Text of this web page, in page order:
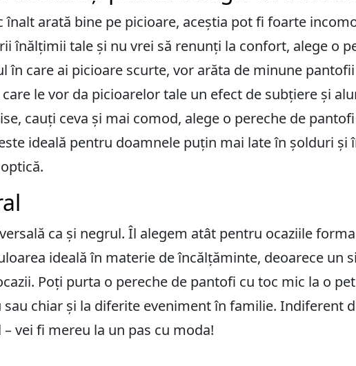
înalt arată bine pe picioare, aceștia pot fi foarte
înălțimii tale și nu vrei să renunți la confort, alege o
în care ai picioare scurte, vor arăta de minune
le vor da picioarelor tale un efect de subțiere și
cauți ceva și mai comod, alege o pereche de
ideală pentru doamnele puțin mai late în șolduri și
ca și negrul. Îl alegem atât pentru ocaziile
ideală în materie de încălțăminte, deoarece un
Poți purta o pereche de pantofi cu toc mic la o
chiar și la diferite eveniment în familie. Indiferent
vei fi mereu la un pas cu moda!